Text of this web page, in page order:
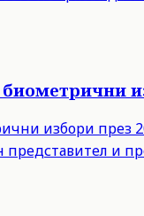
избори през
и